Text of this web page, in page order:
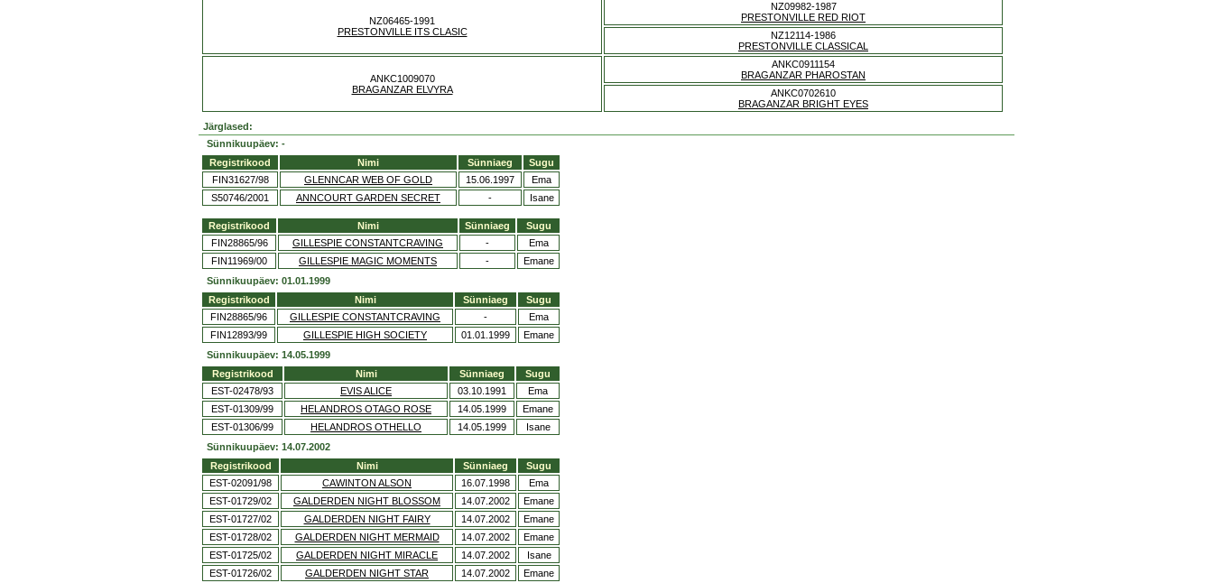
NZ06465-1991
PRESTONVILLE ITS CLASIC
NZ09982-1987
PRESTONVILLE RED RIOT
NZ12114-1986
PRESTONVILLE CLASSICAL
ANKC1009070
BRAGANZAR ELVYRA
ANKC0911154
BRAGANZAR PHAROSTAN
ANKC0702610
BRAGANZAR BRIGHT EYES
Järglased:
Sünnikuupäev: -
Registrikood
Nimi Sünniaeg
Sugu
FIN31627/98
GLENNCAR WEB OF GOLD 15.06.1997
Ema
S50746/2001
ANNCOURT GARDEN SECRET - Isane
Registrikood Nimi Sünniaeg
Sugu
FIN28865/96
GILLESPIE CONSTANTCRAVING -
Ema
FIN11969/00
GILLESPIE MAGIC MOMENTS -
Emane
Sünnikuupäev: 01.01.1999
Registrikood
Nimi Sünniaeg
Sugu
FIN28865/96
GILLESPIE CONSTANTCRAVING -
Ema
FIN12893/99
GILLESPIE HIGH SOCIETY 01.01.1999
Emane
Sünnikuupäev: 14.05.1999
Registrikood
Nimi Sünniaeg
Sugu
EST-02478/93
EVIS ALICE 03.10.1991
Ema
EST-01309/99
HELANDROS OTAGO ROSE 14.05.1999
Emane
EST-01306/99
HELANDROS OTHELLO 14.05.1999
Isane
Sünnikuupäev: 14.07.2002
Registrikood
Nimi Sünniaeg
Sugu
EST-02091/98
CAWINTON ALSON 16.07.1998
Ema
EST-01729/02
GALDERDEN NIGHT BLOSSOM 14.07.2002
Emane
EST-01727/02
GALDERDEN NIGHT FAIRY 14.07.2002
Emane
EST-01728/02
GALDERDEN NIGHT MERMAID 14.07.2002
Emane
EST-01725/02
GALDERDEN NIGHT MIRACLE 14.07.2002
Isane
EST-01726/02
GALDERDEN NIGHT STAR 14.07.2002 Emane